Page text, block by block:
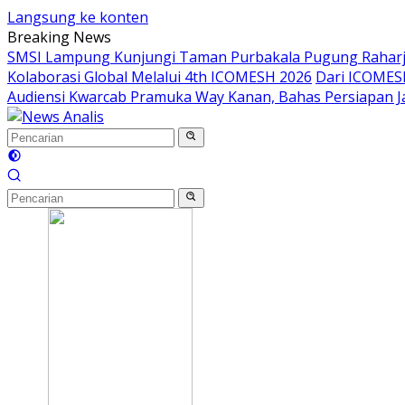
Langsung ke konten
Breaking News
SMSI Lampung Kunjungi Taman Purbakala Pugung
Kolaborasi Global Melalui 4th ICOMESH 2026 Dari
Audiensi Kwarcab Pramuka Way Kanan, Bahas Persiapan